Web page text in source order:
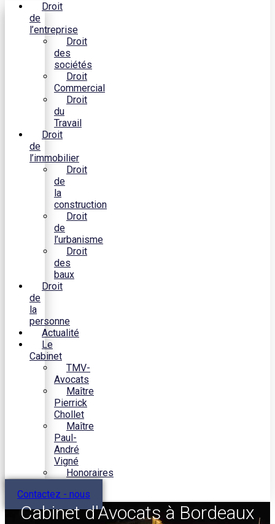
Droit
de
l’entreprise
Droit
des
sociétés
Droit
Commercial
Droit
du
Travail
Droit
de
l’immobilier
Droit
de
la
construction
Droit
de
l’urbanisme
Droit
des
baux
Droit
de
la
personne
Actualité
Le
Cabinet
TMV-
Avocats
Maître
Pierrick
Chollet
Maître
Paul-
André
Vigné
Honoraires
Contactez - nous
Cabinet d'Avocats à Bordeaux